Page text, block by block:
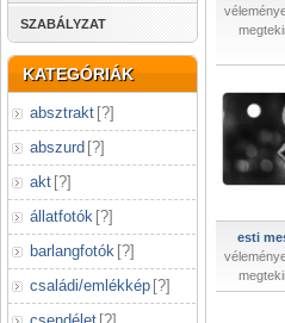
SZABÁLYZAT
KATEGÓRIÁK
absztrakt [?]
abszurd [?]
akt [?]
állatfotók [?]
barlangfotók [?]
családi/emlékkép [?]
esti